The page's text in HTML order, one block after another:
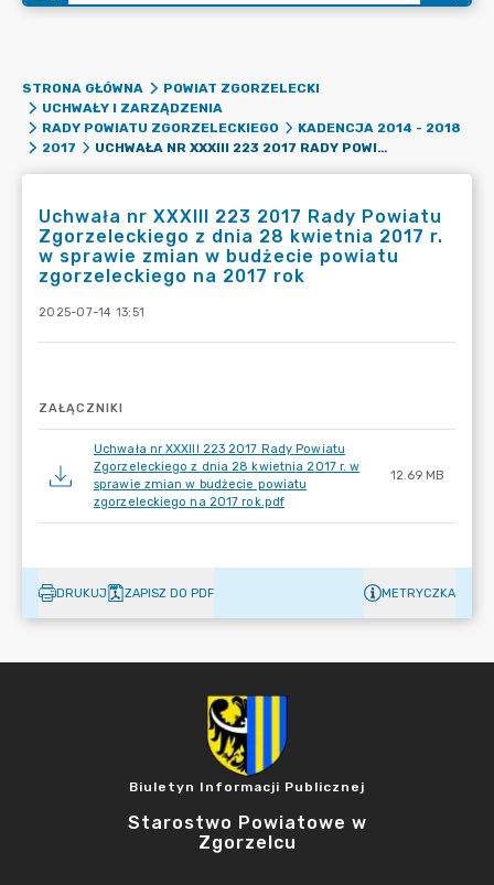
STRONA GŁÓWNA
POWIAT ZGORZELECKI
UCHWAŁY I ZARZĄDZENIA
RADY POWIATU ZGORZELECKIEGO
KADENCJA 2014 - 2018
2017
UCHWAŁA NR XXXIII 223 2017 RADY POWIATU ZGORZELECKIEGO Z DNIA 28 KWIETNIA 2017 R. W SPRAWIE ZMIAN W BUDŻECIE POWIATU ZGORZELECKIEGO NA 2017 ROK
Uchwała nr XXXIII 223 2017 Rady Powiatu
Zgorzeleckiego z dnia 28 kwietnia 2017 r.
w sprawie zmian w budżecie powiatu
zgorzeleckiego na 2017 rok
2025-07-14 13:51
ZAŁĄCZNIKI
Uchwała nr XXXIII 223 2017 Rady Powiatu
Zgorzeleckiego z dnia 28 kwietnia 2017 r. w
sprawie zmian w budżecie powiatu
zgorzeleckiego na 2017 rok.pdf
12.69 MB
DRUKUJ ZAPISZ DO PDF METRYCZKA
Biuletyn Informacji Publicznej
Starostwo Powiatowe w
Zgorzelcu